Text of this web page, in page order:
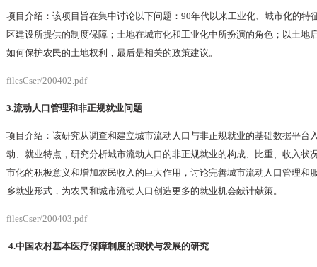
项目介绍：该项目旨在集中讨论以下问题：90年代以来工业化、城市化的特
区建设所提供的制度保障；土地在城市化和工业化中所扮演的角色；以土地
如何保护农民的土地权利，最后是相关的政策建议。
filesCser/200402.pdf
3.流动人口管理和非正规就业问题
项目介绍：该研究从调查和建立城市流动人口与非正规就业的基础数据平台
动、就业特点，研究分析城市流动人口的非正规就业的构成、比重、收入状
市化的积极意义和增加农民收入的巨大作用，讨论完善城市流动人口管理和
乡就业形式，为农民和城市流动人口创造更多的就业机会献计献策。
filesCser/200403.pdf
4.中国农村基本医疗保障制度的现状与发展的研究